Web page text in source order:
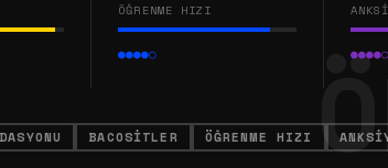
ÖĞRENME HIZI
●●●●○ ●●●●○
BACOSITLER ÖĞRENME HIZI